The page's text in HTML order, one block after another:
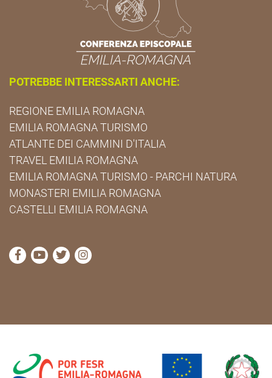
POTREBBE INTERESSARTI ANCHE:
REGIONE EMILIA ROMAGNA
EMILIA ROMAGNA TURISMO
ATLANTE DEI CAMMINI D'ITALIA
TRAVEL EMILIA ROMAGNA
EMILIA ROMAGNA TURISMO - PARCHI NATURA
MONASTERI EMILIA ROMAGNA
CASTELLI EMILIA ROMAGNA
visita la pagina Facebook di Cammini Emilia-
visita la pagina YouTube di Cammini Emilia-
visita la pagina Twitter di Cammini Emilia-
visita la pagina Instagram di Cammini